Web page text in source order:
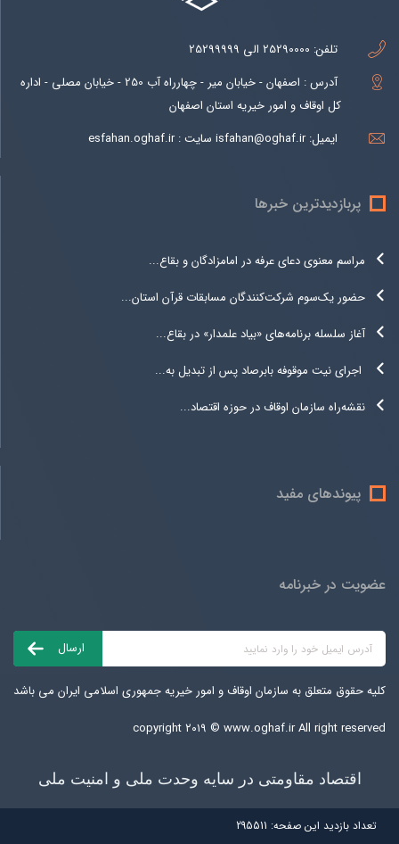
تلفن: 25290000 الی 25299999
آدرس : اصفهان - خیابان میر - چهارراه آب 250 - خیابان مصلی - اداره
کل اوقاف و امور خیریه استان اصفهان
ایمیل:isfahan@oghaf.ir سایت : esfahan.oghaf.ir
پربازدیدترین خبرها
مراسم معنوی دعای عرفه در امامزادگان و بقاع...
حضور یک‌سوم شرکت‌کنندگان مسابقات قرآن استان...
آغاز سلسله برنامه‌های «بیاد علمدار» در بقاع...
اجرای نیت موقوفه بابرصاد پس از تبدیل به...
نقشه‌راه سازمان اوقاف در حوزه اقتصاد...
پیوندهای مفید
عضویت در خبرنامه
کلیه حقوق متعلق به سازمان اوقاف و امور خیریه جمهوری اسلامی ایران می باشد
copyright ۲۰۱۹ © www.oghaf.irAll right reserved
اقتصاد مقاومتی در سایه وحدت ملی و امنیت ملی
تعداد بازديد اين صفحه: 295511